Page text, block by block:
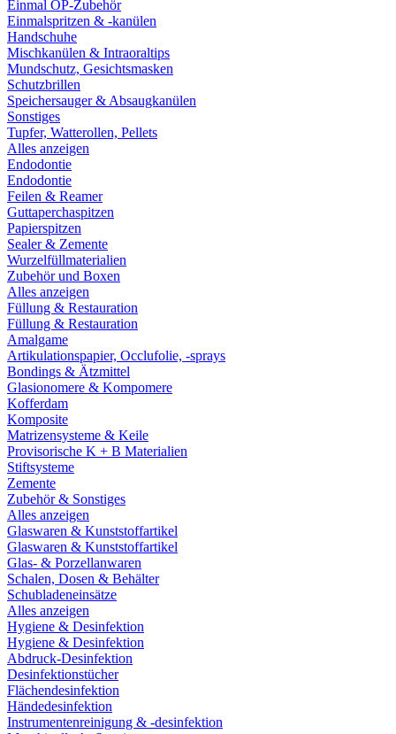
Einmal OP-Zubehör
Einmalspritzen & -kanülen
Handschuhe
Mischkanülen & Intraoraltips
Mundschutz, Gesichtsmasken
Schutzbrillen
Speichersauger & Absaugkanülen
Sonstiges
Tupfer, Watterollen, Pellets
Alles anzeigen
Endodontie
Endodontie
Feilen & Reamer
Guttaperchaspitzen
Papierspitzen
Sealer & Zemente
Wurzelfüllmaterialien
Zubehör und Boxen
Alles anzeigen
Füllung & Restauration
Füllung & Restauration
Amalgame
Artikulationspapier, Occlufolie, -sprays
Bondings & Ätzmittel
Glasionomere & Kompomere
Kofferdam
Komposite
Matrizensysteme & Keile
Provisorische K + B Materialien
Stiftsysteme
Zemente
Zubehör & Sonstiges
Alles anzeigen
Glaswaren & Kunststoffartikel
Glaswaren & Kunststoffartikel
Glas- & Porzellanwaren
Schalen, Dosen & Behälter
Schubladeneinsätze
Alles anzeigen
Hygiene & Desinfektion
Hygiene & Desinfektion
Abdruck-Desinfektion
Desinfektionstücher
Flächendesinfektion
Händedesinfektion
Instrumentenreinigung & -desinfektion